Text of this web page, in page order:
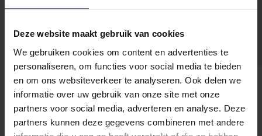
Deze website maakt gebruik van cookies
We gebruiken cookies om content en advertenties te
personaliseren, om functies voor social media te bieden
en om ons websiteverkeer te analyseren. Ook delen we
informatie over uw gebruik van onze site met onze
partners voor social media, adverteren en analyse. Deze
partners kunnen deze gegevens combineren met andere